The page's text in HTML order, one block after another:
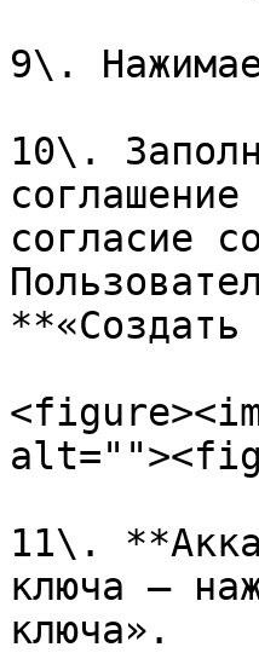
9\.
10\.
согласие
11\.
ключа —
ключа».